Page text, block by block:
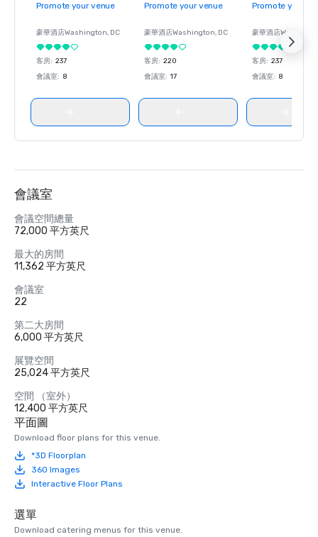
Promote your venue
豪華酒店Washington, DC
客房: 237
會議室: 8
Promote your venue
豪華酒店Washington, DC
客房: 220
會議室: 17
Promote your
豪華酒店
客房: 237
會議室: 8
會議室
會議空間總量
72,000 平方英尺
最大的房間
11,362 平方英尺
會議室
22
第二大房間
6,000 平方英尺
展覽空間
25,024 平方英尺
空間 （室外）
12,400 平方英尺
平面圖
Download floor plans for this venue.
*3D Floorplan
360 Images
Interactive Floor Plans
選單
Download catering menus for this venue.